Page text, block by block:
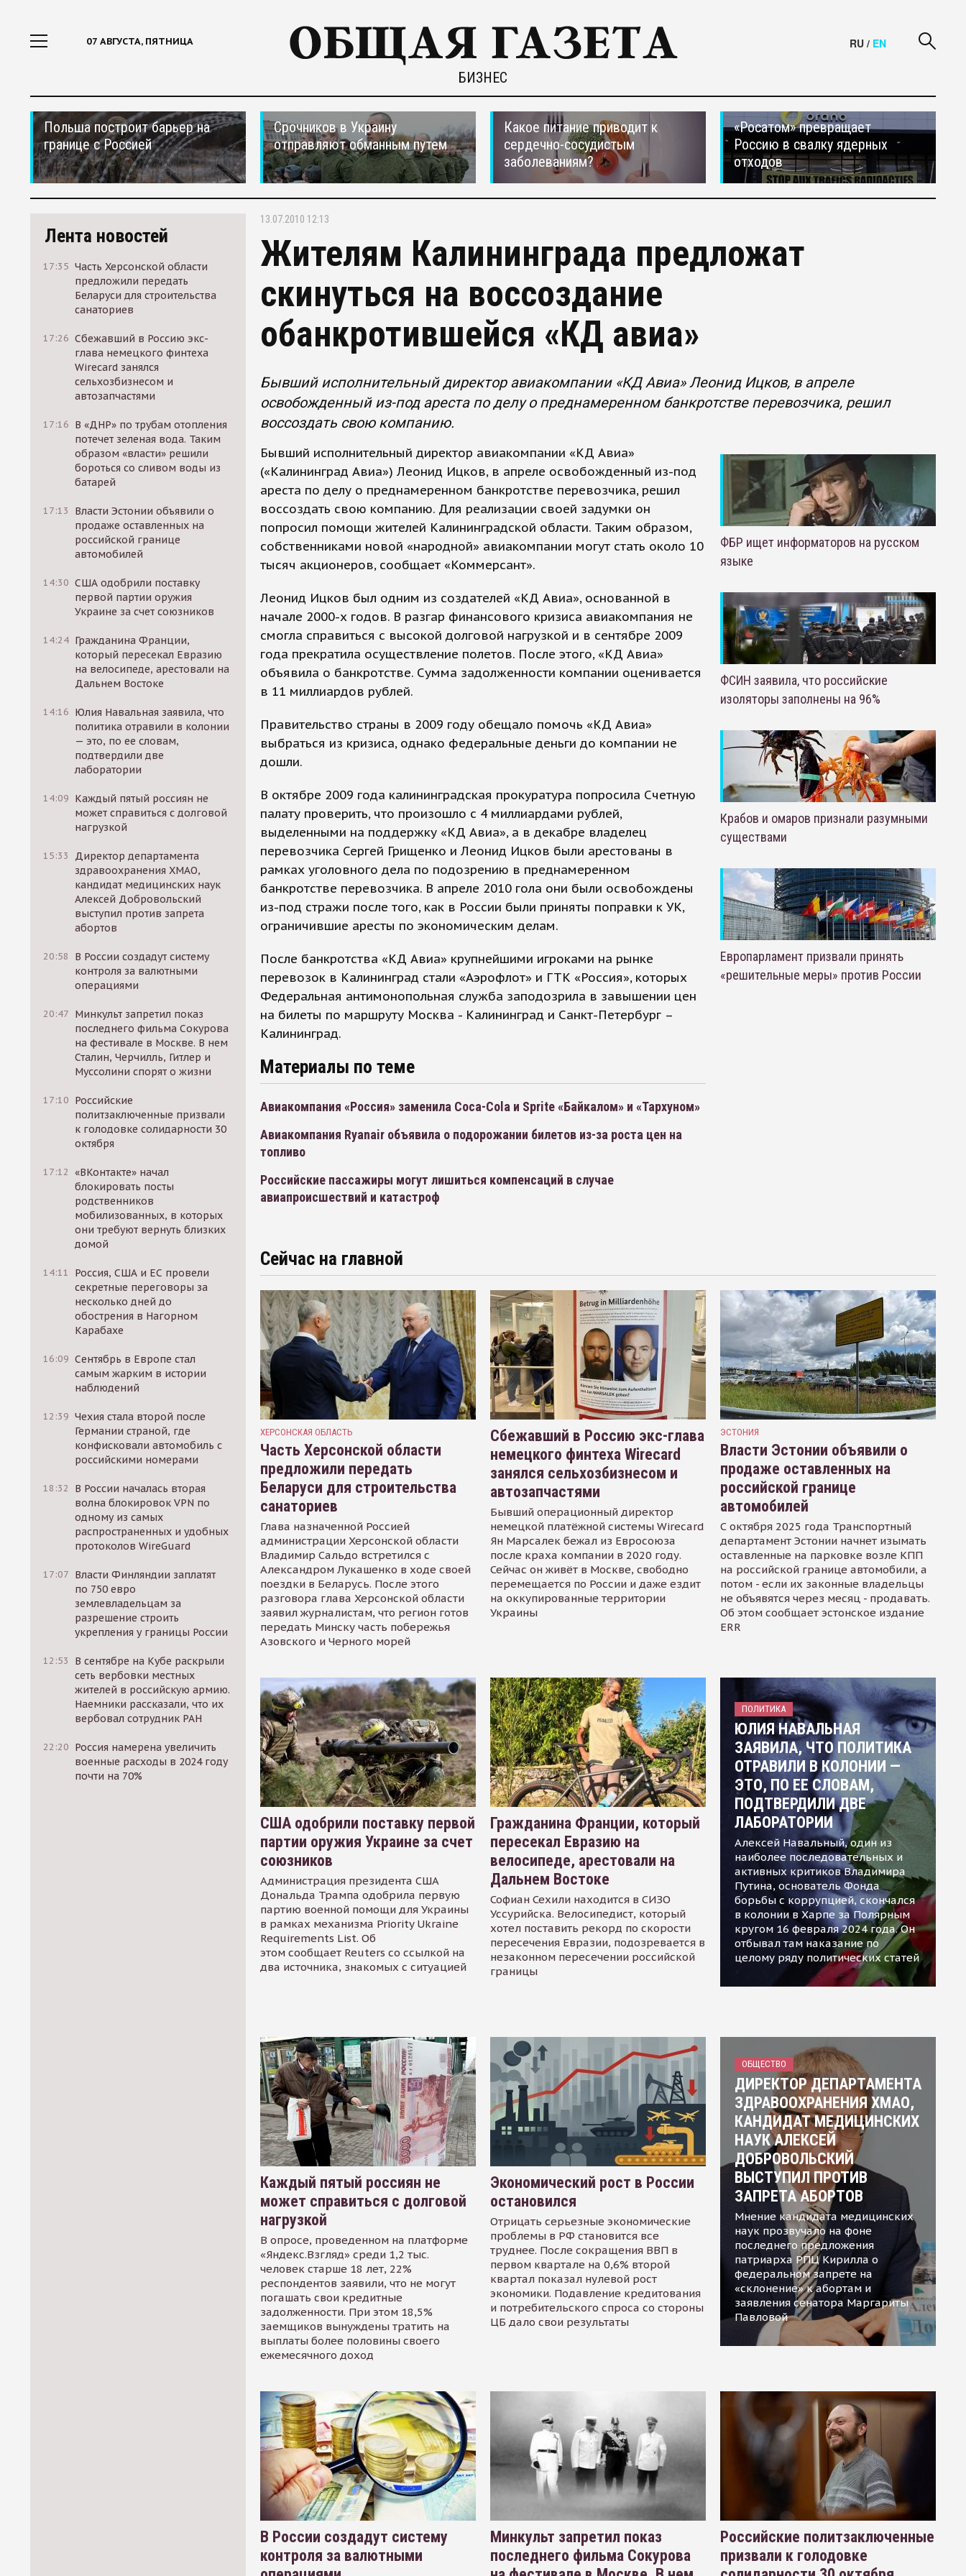
07 АВГУСТА, ПЯТНИЦА
БИЗНЕС
RU / EN
Польша построит барьер на
границе с Россией
Срочников в Украину
отправляют обманным путем
Какое питание приводит к
сердечно-сосудистым
заболеваниям?
«Росатом» превращает
Россию в свалку ядерных
отходов
Лента новостей
17:35 Часть Херсонской области
предложили передать
Беларуси для строительства
санаториев
17:26 Сбежавший в Россию экс-
глава немецкого финтеха
Wirecard занялся
сельхозбизнесом и
автозапчастями
17:16 В «ДНР» по трубам отопления
потечет зеленая вода. Таким
образом «власти» решили
бороться со сливом воды из
батарей
17:13
Власти Эстонии объявили о
продаже оставленных на
российской границе
автомобилей
14:30 США одобрили поставку
первой партии оружия
Украине за счет союзников
14:24 Гражданина Франции,
который пересекал Евразию
на велосипеде, арестовали на
Дальнем Востоке
14:16 Юлия Навальная заявила, что
политика отравили в колонии
— это, по ее словам,
подтвердили две
лаборатории
14:09 Каждый пятый россиян не
может справиться с долговой
нагрузкой
15:33
Директор департамента
здравоохранения ХМАО,
кандидат медицинских наук
Алексей Добровольский
выступил против запрета
абортов
20:58
В России создадут систему
контроля за валютными
операциями
20:47 Минкульт запретил показ
последнего фильма Сокурова
на фестивале в Москве. В нем
Сталин, Черчилль, Гитлер и
Муссолини спорят о жизни
17:10 Российские
политзаключенные призвали
к голодовке солидарности 30
октября
17:12 «ВКонтакте» начал
блокировать посты
родственников
мобилизованных, в которых
они требуют вернуть близких
домой
14:11
Россия, США и ЕС провели
секретные переговоры за
несколько дней до
обострения в Нагорном
Карабахе
16:09 Сентябрь в Европе стал
самым жарким в истории
наблюдений
12:39 Чехия стала второй после
Германии страной, где
конфисковали автомобиль с
российскими номерами
18:32
В России началась вторая
волна блокировок VPN по
одному из самых
распространенных и удобных
протоколов WireGuard
17:07 Власти Финляндии заплатят
по 750 евро
землевладельцам за
разрешение строить
укрепления у границы России
12:53
В сентябре на Кубе раскрыли
сеть вербовки местных
жителей в российскую армию.
Наемники рассказали, что их
вербовал сотрудник РАН
22:20 Россия намерена увеличить
военные расходы в 2024 году
почти на 70%
13.07.2010 12:13
Жителям Калининграда предложат
скинуться на воссоздание
обанкротившейся «КД авиа»
Бывший исполнительный директор авиакомпании «КД Авиа» Леонид Ицков, в апреле
освобожденный из-под ареста по делу о преднамеренном банкротстве перевозчика, решил
воссоздать свою компанию.
Бывший исполнительный директор авиакомпании «КД Авиа»
(«Калининград Авиа») Леонид Ицков, в апреле освобожденный из-под
ареста по делу о преднамеренном банкротстве перевозчика, решил
воссоздать свою компанию. Для реализации своей задумки он
попросил помощи жителей Калининградской области. Таким образом,
собственниками новой «народной» авиакомпании могут стать около 10
тысяч акционеров, сообщает «Коммерсант».
Леонид Ицков был одним из создателей «КД Авиа», основанной в
начале 2000-х годов. В разгар финансового кризиса авиакомпания не
смогла справиться с высокой долговой нагрузкой и в сентябре 2009
года прекратила осуществление полетов. После этого, «КД Авиа»
объявила о банкротстве. Сумма задолженности компании оценивается
в 11 миллиардов рублей.
Правительство страны в 2009 году обещало помочь «КД Авиа»
выбраться из кризиса, однако федеральные деньги до компании не
дошли.
В октябре 2009 года калининградская прокуратура попросила Счетную
палату проверить, что произошло с 4 миллиардами рублей,
выделенными на поддержку «КД Авиа», а в декабре владелец
перевозчика Сергей Грищенко и Леонид Ицков были арестованы в
рамках уголовного дела по подозрению в преднамеренном
банкротстве перевозчика. В апреле 2010 гола они были освобождены
из-под стражи после того, как в России были приняты поправки к УК,
ограничившие аресты по экономическим делам.
После банкротства «КД Авиа» крупнейшими игроками на рынке
перевозок в Калининград стали «Аэрофлот» и ГТК «Россия», которых
Федеральная антимонопольная служба заподозрила в завышении цен
на билеты по маршруту Москва - Калининград и Санкт-Петербург –
Калининград.
Материалы по теме
Авиакомпания «Россия» заменила Coca-Cola и Sprite «Байкалом» и «Тархуном»
Авиакомпания Ryanair объявила о подорожании билетов из-за роста цен на
топливо
Российские пассажиры могут лишиться компенсаций в случае
авиапроисшествий и катастроф
ФБР ищет информаторов на русском
языке
ФСИН заявила, что российские
изоляторы заполнены на 96%
Крабов и омаров признали разумными
существами
Европарламент призвали принять
«решительные меры» против России
Сейчас на главной
ХЕРСОНСКАЯ ОБЛАСТЬ
Часть Херсонской области
предложили передать
Беларуси для строительства
санаториев
Глава назначенной Россией
администрации Херсонской области
Владимир Сальдо встретился с
Александром Лукашенко в ходе своей
поездки в Беларусь. После этого
разговора глава Херсонской области
заявил журналистам, что регион готов
передать Минску часть побережья
Азовского и Черного морей
Сбежавший в Россию экс-глава
немецкого финтеха Wirecard
занялся сельхозбизнесом и
автозапчастями
Бывший операционный директор
немецкой платёжной системы Wirecard
Ян Марсалек бежал из Евросоюза
после краха компании в 2020 году.
Сейчас он живёт в Москве, свободно
перемещается по России и даже ездит
на оккупированные территории
Украины
ЭСТОНИЯ
Власти Эстонии объявили о
продаже оставленных на
российской границе
автомобилей
С октября 2025 года Транспортный
департамент Эстонии начнет изымать
оставленные на парковке возле КПП
на российской границе автомобили, а
потом - если их законные владельцы
не объявятся через месяц - продавать.
Об этом сообщает эстонское издание
ERR
США одобрили поставку первой
партии оружия Украине за счет
союзников
Администрация президента США
Дональда Трампа одобрила первую
партию военной помощи для Украины
в рамках механизма Priority Ukraine
Requirements List. Об
этом сообщает Reuters со ссылкой на
два источника, знакомых с ситуацией
Гражданина Франции, который
пересекал Евразию на
велосипеде, арестовали на
Дальнем Востоке
Софиан Сехили находится в СИЗО
Уссурийска. Велосипедист, который
хотел поставить рекорд по скорости
пересечения Евразии, подозревается в
незаконном пересечении российской
границы
ПОЛИТИКА
ЮЛИЯ НАВАЛЬНАЯ
ЗАЯВИЛА, ЧТО ПОЛИТИКА
ОТРАВИЛИ В КОЛОНИИ —
ЭТО, ПО ЕЕ СЛОВАМ,
ПОДТВЕРДИЛИ ДВЕ
ЛАБОРАТОРИИ
Алексей Навальный, один из
наиболее последовательных и
активных критиков Владимира
Путина, основатель Фонда
борьбы с коррупцией, скончался
в колонии в Харпе за Полярным
кругом 16 февраля 2024 года. Он
отбывал там наказание по
целому ряду политических статей
Каждый пятый россиян не
может справиться с долговой
нагрузкой
В опросе, проведенном на платформе
«Яндекс.Взгляд» среди 1,2 тыс.
человек старше 18 лет, 22%
респондентов заявили, что не могут
погашать свои кредитные
задолженности. При этом 18,5%
заемщиков вынуждены тратить на
выплаты более половины своего
ежемесячного доход
Экономический рост в России
остановился
Отрицать серьезные экономические
проблемы в РФ становится все
труднее. После сокращения ВВП в
первом квартале на 0,6% второй
квартал показал нулевой рост
экономики. Подавление кредитования
и потребительского спроса со стороны
ЦБ дало свои результаты
ОБЩЕСТВО
ДИРЕКТОР ДЕПАРТАМЕНТА
ЗДРАВООХРАНЕНИЯ ХМАО,
КАНДИДАТ МЕДИЦИНСКИХ
НАУК АЛЕКСЕЙ
ДОБРОВОЛЬСКИЙ
ВЫСТУПИЛ ПРОТИВ
ЗАПРЕТА АБОРТОВ
Мнение кандидата медицинских
наук прозвучало на фоне
последнего предложения
патриарха РПЦ Кирилла о
федеральном запрете на
«склонение» к абортам и
заявления сенатора Маргариты
Павловой
В России создадут систему
контроля за валютными
Минкульт запретил показ
последнего фильма Сокурова
Российские политзаключенные
призвали к голодовке